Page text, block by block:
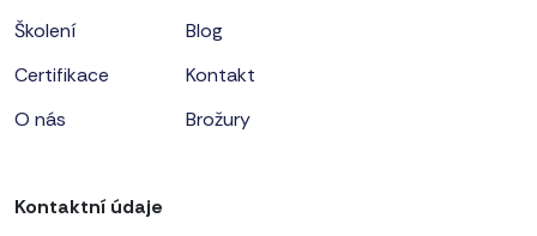
Školení
Certifikace
O nás
Blog
Kontakt
Brožury
Kontaktní údaje